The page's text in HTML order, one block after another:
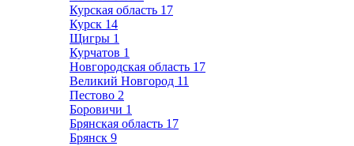
Курская область 17
Курск 14
Щигры 1
Курчатов 1
Новгородская область 17
Великий Новгород 11
Пестово 2
Боровичи 1
Брянская область 17
Брянск 9